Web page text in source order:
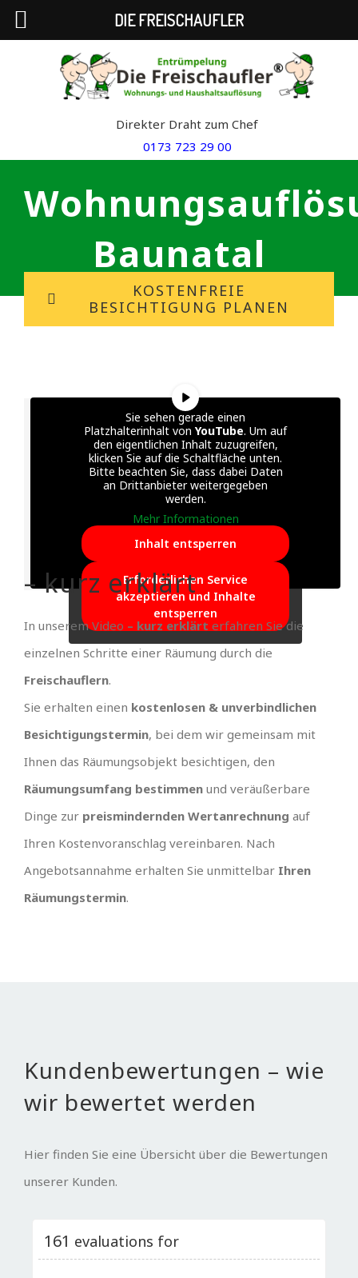
Direkter Draht zum Chef
0173 723 29 00
Baunatal
KOSTENFREIE
BESICHTIGUNG PLANEN
Sie sehen gerade einen
Platzhalterinhalt von YouTube. Um auf
den eigentlichen Inhalt zuzugreifen,
klicken Sie auf die Schaltfläche unten.
Bitte beachten Sie, dass dabei Daten
an Drittanbieter weitergegeben
werden.
Mehr Informationen
Inhalt entsperren
Erforderlichen Service
akzeptieren und Inhalte
entsperren
– kurz erklärt
In unserem Video – kurz erklärt erfahren Sie die
einzelnen Schritte einer Räumung durch die
Freischauflern.
Sie erhalten einen kostenlosen & unverbindlichen
Besichtigungstermin, bei dem wir gemeinsam mit
Ihnen das Räumungsobjekt besichtigen, den
Räumungsumfang bestimmen und veräußerbare
Dinge zur preismindernden Wertanrechnung auf
Ihren Kostenvoranschlag vereinbaren. Nach
Angebotsannahme erhalten Sie unmittelbar Ihren
Räumungstermin.
Kundenbewertungen – wie
wir bewertet werden
Hier finden Sie eine Übersicht über die Bewertungen
unserer Kunden.
161 evaluations for
DIE FREISCHAUFLER